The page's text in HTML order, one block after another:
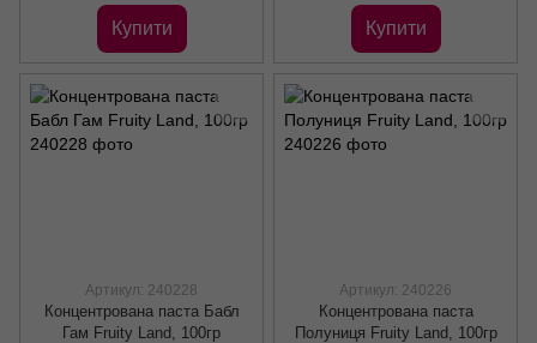
Купити Купити
Артикул: 240228
Концентрована паста Бабл
Гам Fruity Land, 100гр
Артикул: 240226
Концентрована паста
Полуниця Fruity Land, 100гр